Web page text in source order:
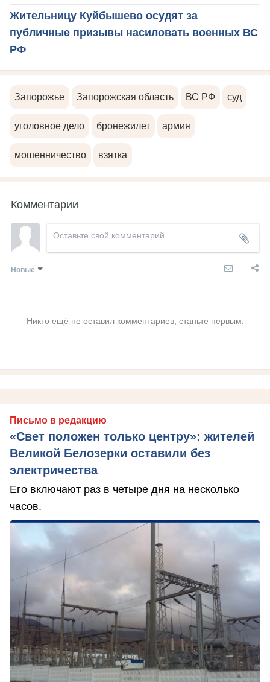
Жительницу Куйбышево осудят за
публичные призывы насиловать военных ВС
РФ
Запорожье Запорожская область ВС РФ суд
уголовное дело бронежилет армия
мошенничество взятка
Комментарии
Новые
Никто ещё не оставил комментариев, станьте первым.
Письмо в редакцию
«Свет положен только центру»: жителей
Великой Белозерки оставили без
электричества
Его включают раз в четыре дня на несколько
часов.